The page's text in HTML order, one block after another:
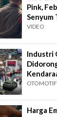
Pink,
Senyum
Tim 9
VIDEO
Industri
OTOMOTIF
Harga